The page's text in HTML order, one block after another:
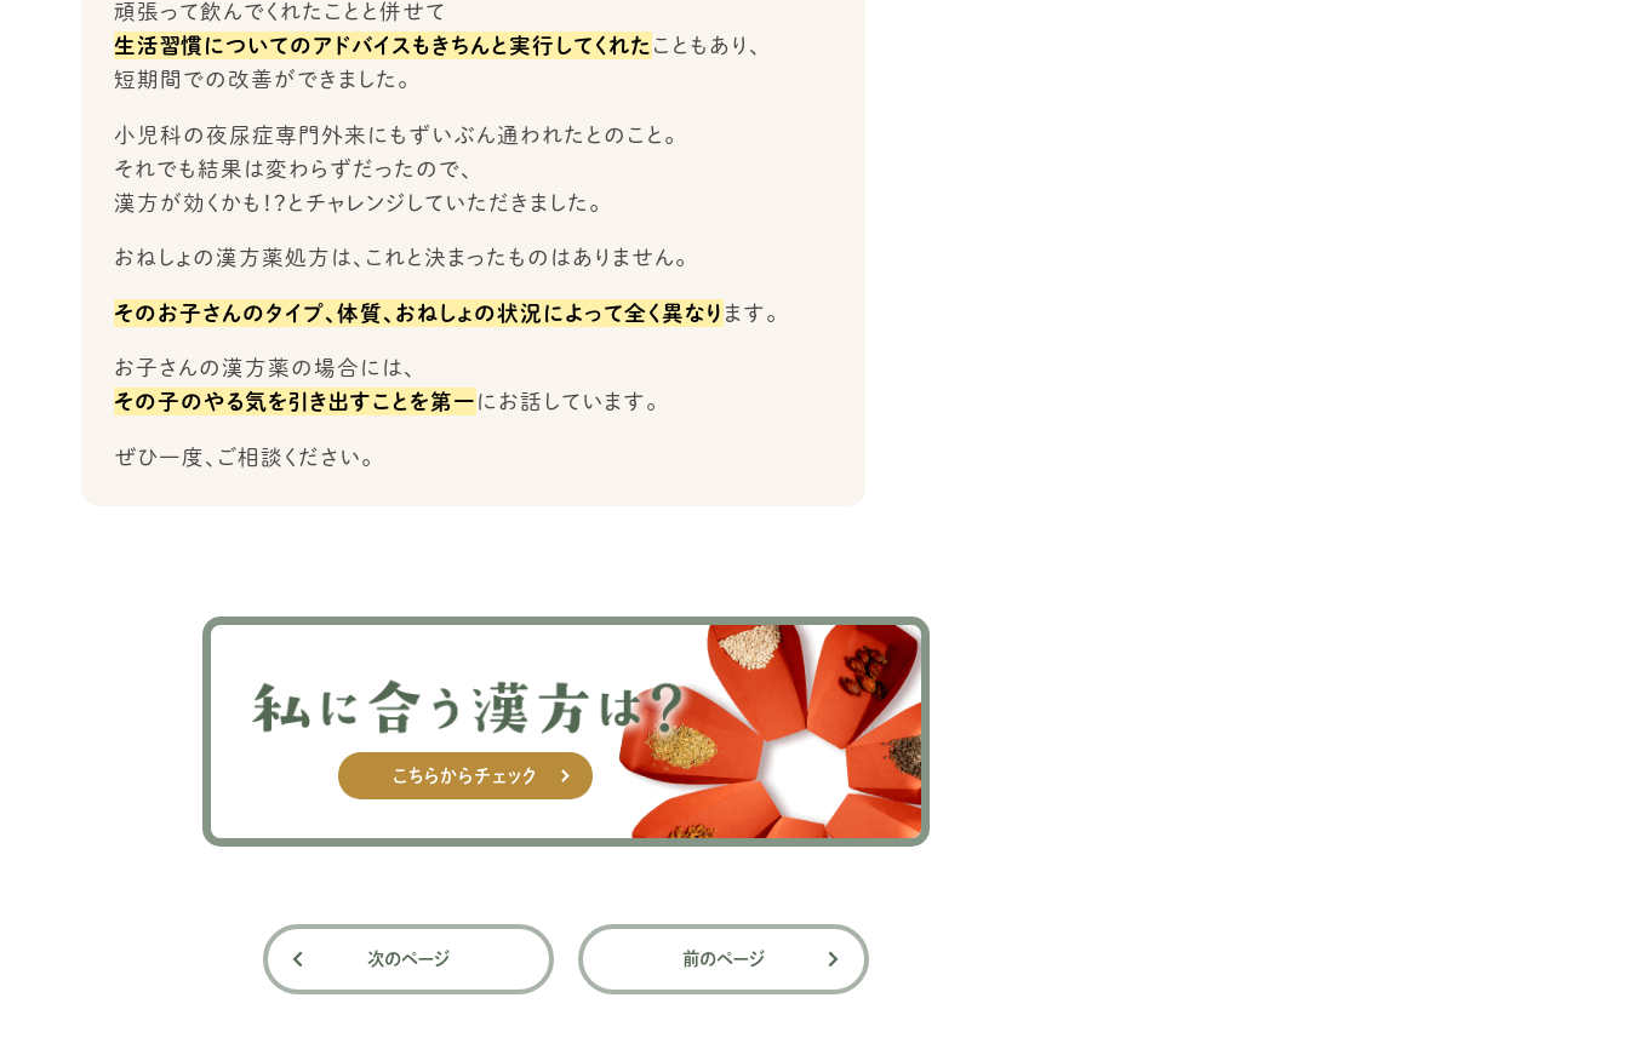
頑張って飲んでくれたことと併せて
生活習慣についてのアドバイスもきちんと実行してくれた こともあり、
短期間での改善ができました。
小児科の夜尿症専門外来にもずいぶん通われたとのこと。
それでも結果は変わらずだったので、
漢方が効くかも！？とチャレンジしていただきました。
おねしょの漢方薬処方は、これと決まったものはありません。
そのお子さんのタイプ、体質、おねしょの状況によって全く異なり ます。
お子さんの漢方薬の場合には、
その子のやる気を引き出すことを第一 にお話しています。
ぜひ一度、ご相談ください。
こちらからチェック
次のページ 前のページ